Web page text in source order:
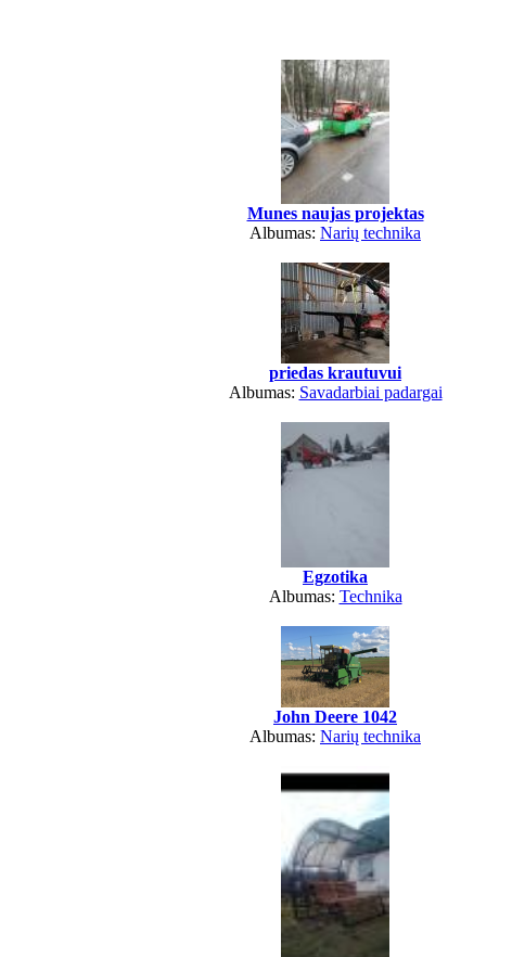
Munes naujas projektas
Albumas: Narių technika
priedas krautuvui
Albumas: Savadarbiai padargai
Egzotika
Albumas: Technika
John Deere 1042
Albumas: Narių technika